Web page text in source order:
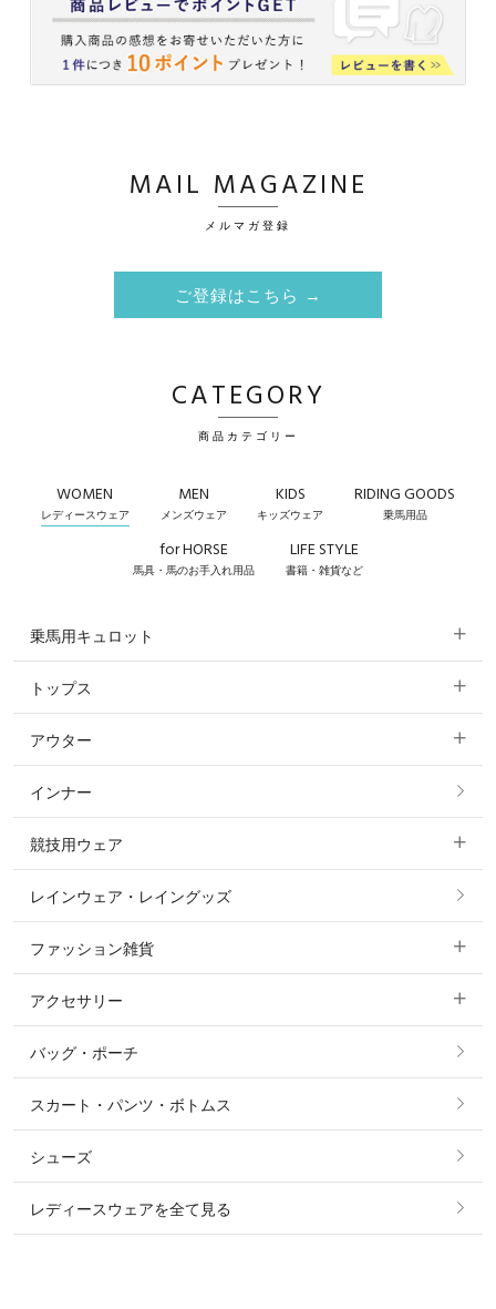
MAIL MAGAZINE
メルマガ登録
ご登録はこちら →
CATEGORY
商品カテゴリー
WOMEN
レディースウェア
MEN
メンズウェア
KIDS
キッズウェア
RIDING GOODS
乗馬用品
for HORSE
馬具・馬のお手入れ用品
LIFE STYLE
書籍・雑貨など
乗馬用キュロット
すべてのキュロット
フルグリップ・尻革 キュロット
ニーグリップ・膝革 キュロット
トップス
すべてのトップス
ポロシャツ
カットソー・Tシャツ・タンクトップ
ニット・セーター
シャツ・ブラウス・ワンピース
アウター
すべてのアウター
コート
ジャケット・ブルゾン
インナー
競技用ウェア
すべての競技用ウェア
ショージャケット
ショーシャツ
レインウェア・レイングッズ
ファッション雑貨
すべてのファッション雑貨
ソックス
ベルト
アクセサリー
すべてのアクセサリー
リング
ピアス・イヤリング
バッグ・ポーチ
スカート・パンツ・ボトムス
シューズ
レディースウェアを全て見る